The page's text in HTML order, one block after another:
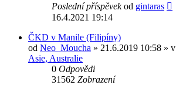
Poslední příspěvekod gintaras
16.4.2021 19:14
ČKD v Manile (Filipíny)
od Neo_Moucha » 21.6.2019 10:58 » v
Asie, Australie
0 Odpovědi
31562 Zobrazení